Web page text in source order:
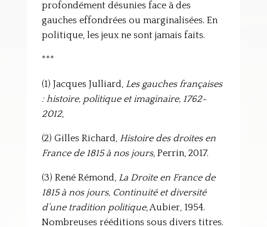
profondément désunies face à des
gauches effondrées ou marginalisées. En
politique, les jeux ne sont jamais faits.
***
(1) Jacques Julliard, Les gauches françaises
: histoire, politique et imaginaire, 1762-
2012,
(2) Gilles Richard, Histoire des droites en
France de 1815 à nos jours, Perrin, 2017.
(3) René Rémond, La Droite en France de
1815 à nos jours, Continuité et diversité
d’une tradition politique, Aubier, 1954.
Nombreuses rééditions sous divers titres.